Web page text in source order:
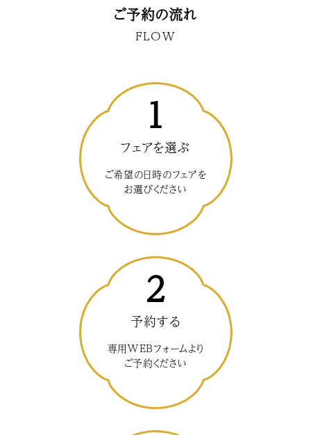
ご予約の流れ
FLOW
1
フェアを選ぶ
ご希望の日時のフェアを
お選びください
2
予約する
専用WEBフォームより
ご予約ください